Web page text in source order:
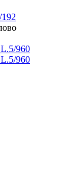
960
960